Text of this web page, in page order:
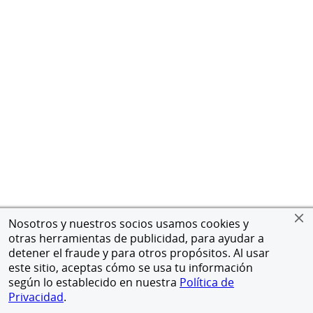
Nosotros y nuestros socios usamos cookies y
otras herramientas de publicidad, para ayudar a
detener el fraude y para otros propósitos. Al usar
este sitio, aceptas cómo se usa tu información
según lo establecido en nuestra Política de
Privacidad.